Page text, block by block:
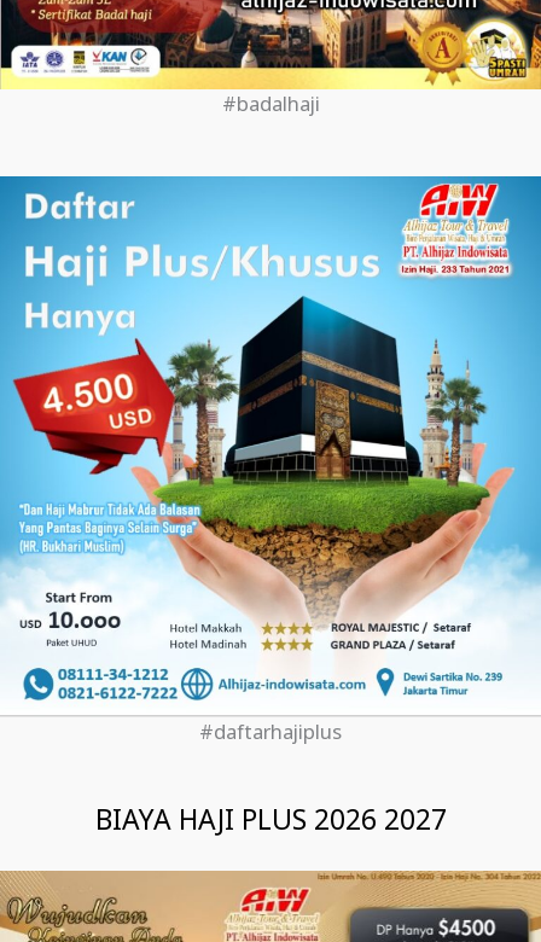
#badalhaji
#daftarhajiplus
BIAYA HAJI PLUS 2026 2027